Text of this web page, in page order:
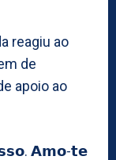
reagiu ao
de
apoio ao
𝗔𝗺𝗼-𝘁𝗲